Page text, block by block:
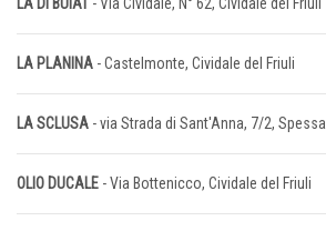
LA PLANINA - Castelmonte, Cividale del Friuli
LA SCLUSA - via Strada di Sant'Anna, 7/2, Spessa
OLIO DUCALE - Via Bottenicco, Cividale del Friuli